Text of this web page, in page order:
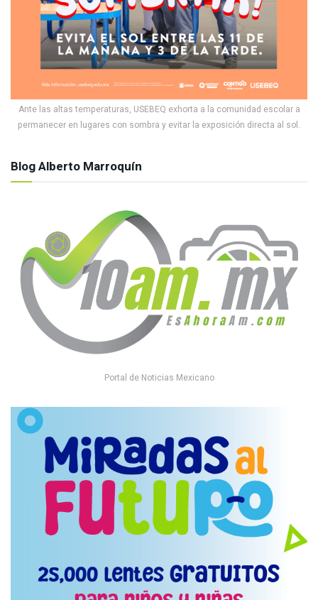
Ante las altas temperaturas, USEBEQ exhorta a la comunidad escolar a
permanecer en lugares con sombra y evitar la exposición directa al sol.
Blog Alberto Marroquín
Portal de Noticias Mexicano